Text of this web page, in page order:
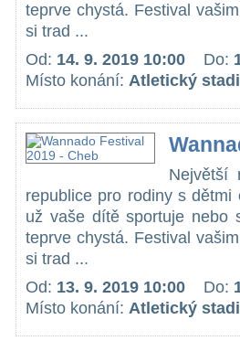
teprve chystá. Festival
si trad ...
Od: 14. 9. 2019 10:00 Do:
Místo konání: Atletický
Největší
republice pro rodiny s
už vaše dítě sportuje nebo
teprve chystá. Festival
si trad ...
Od: 13. 9. 2019 10:00 Do:
Místo konání: Atletický